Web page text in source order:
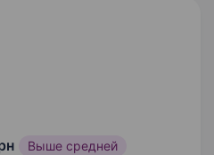
Выше средней